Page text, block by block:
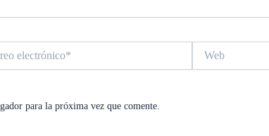
para la próxima vez que comente.